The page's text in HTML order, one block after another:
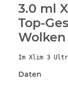
3.0 ml
Top-
Wolken
Im Xlim 3
Daten